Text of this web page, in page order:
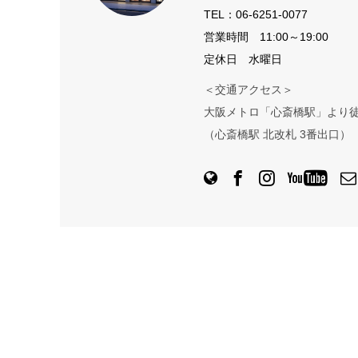
TEL： 06-6251-0077
営業時間 11:00～19:00
定休日 水曜日
＜交通アクセス＞
大阪メトロ「心斎橋駅」より
（心斎橋駅 北改札 3番出口）